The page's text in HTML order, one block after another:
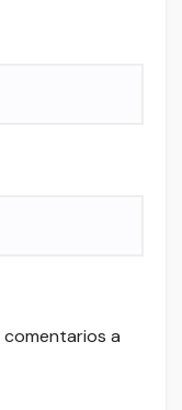
comentarios a